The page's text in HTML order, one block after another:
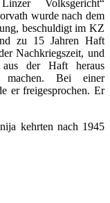
Volksgericht“
wurde nach dem
beschuldigt im KZ
zu 15 Jahren Haft
Nachkriegszeit, und
der Haft heraus
machen. Bei einer
er freigesprochen. Er
kehrten nach 1945